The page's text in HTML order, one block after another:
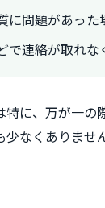
に問題があっ
で連絡が取れな
に、万が一の
なくありませ